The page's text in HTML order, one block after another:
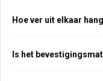
Hoe ver uit elkaar
Is het